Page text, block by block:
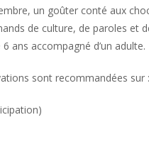
un goûter conté aux
de culture, de paroles et
ans accompagné d’un adulte.
sont recommandées